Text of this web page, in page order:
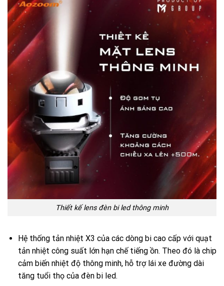
Thiết kế lens đèn bi led thông minh
Hệ thống tản nhiệt X3 của các dòng bi cao cấp với quạt
tản nhiệt công suất lớn hạn chế tiếng ồn. Theo đó là chip
cảm biến nhiệt độ thông minh, hỗ trợ lái xe đường dài
tăng tuổi thọ của đèn bi led.